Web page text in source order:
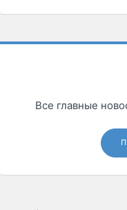
Все главные